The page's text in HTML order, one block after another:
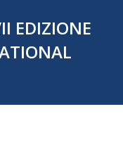
EDIZIONE